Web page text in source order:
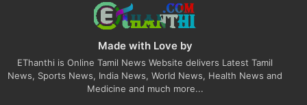
Made with Love by
EThanthi is Online Tamil News Website delivers Latest Tamil
News, Sports News, India News, World News, Health News and
Medicine and much more...